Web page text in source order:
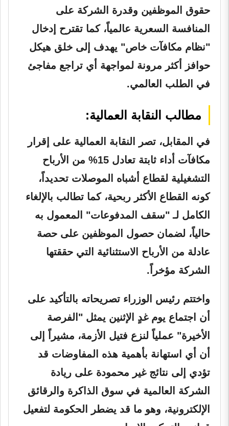
حقوق الموظفين وقدرة الشركة على
المنافسة السعرية عالمياً، كما تقترح إدخال
"نظام مكافآت خاص" يهدف إلى خلق هيكل
حوافز أكثر مرونة لمواجهة أي تراجع مفاجئ
في الطلب العالمي.
مطالب النقابة العمالية:
في المقابل، تصر النقابة العمالية على إقرار
مكافآت أداء ثابتة تعادل 15% من الأرباح
التشغيلية لقطاع أشباه الموصلات تحديداً،
كونه القطاع الأكثر ربحية، كما تطالب بالإلغاء
الكامل لـ "سقف المدفوعات" المعمول به
حالياً، لضمان حصول الموظفين على حصة
عادلة من الأرباح الاستثنائية التي حققتها
الشركة مؤخراً.
واختتم رئيس الوزراء تصريحاته بالتأكيد على
أن اجتماع يوم غدٍ الإثنين يمثل "الفرصة
الأخيرة" عملياً لنزع فتيل الأزمة، مشيراً إلى
أن أي استهانة بأهمية هذه المفاوضات قد
تؤدي إلى نتائج غير محمودة على ريادة
الشركة العالمية في سوق الذاكرة والرقائق
الإلكترونية، وهو ما قد يضطر الحكومة لتفعيل